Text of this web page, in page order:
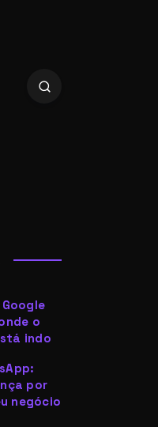
o
indo
por
negócio